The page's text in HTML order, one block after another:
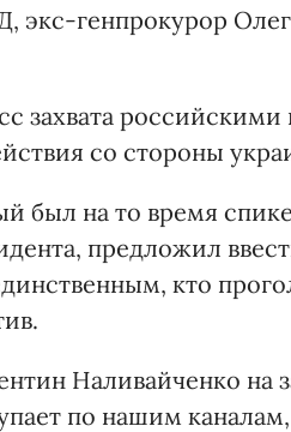
генпрокурор
захвата
со стороны
был на то время
предложил
кто
Наливайченко на
по нашим